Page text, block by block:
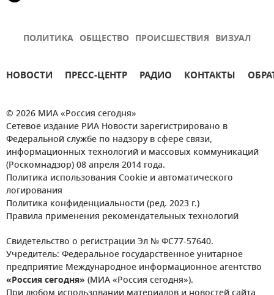
ПОЛИТИКА ОБЩЕСТВО ПРОИСШЕСТВИЯ ВИЗУАЛ
НОВОСТИ ПРЕСС-ЦЕНТР РАДИО КОНТАКТЫ
© 2026 МИА «Россия сегодня»
Сетевое издание РИА Новости зарегистрировано в
Федеральной службе по надзору в сфере связи,
информационных технологий и массовых коммуникаций
(Роскомнадзор) 08 апреля 2014 года.
Политика использования Cookie и автоматического
логирования
Политика конфиденциальности (ред. 2023 г.)
Правила применения рекомендательных технологий
Свидетельство о регистрации Эл № ФС77-57640.
Учредитель: Федеральное государственное унитарное
предприятие Международное информационное агентство
«Россия сегодня» (МИА «Россия сегодня»).